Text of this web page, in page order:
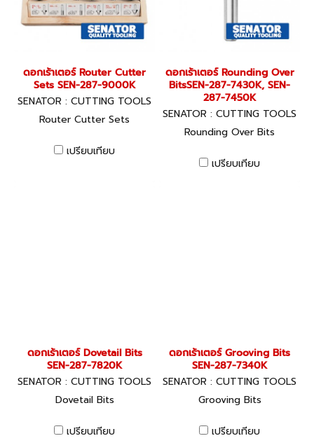
ดอกเร้าเตอร์ Router Cutter
Sets SEN-287-9000K
SENATOR : CUTTING TOOLS
Router Cutter Sets
เปรียบเทียบ
ดอกเร้าเตอร์ Rounding Over
BitsSEN-287-7430K, SEN-
287-7450K
SENATOR : CUTTING TOOLS
Rounding Over Bits
เปรียบเทียบ
ดอกเร้าเตอร์ Dovetail Bits
SEN-287-7820K
SENATOR : CUTTING TOOLS
Dovetail Bits
เปรียบเทียบ
ดอกเร้าเตอร์ Grooving Bits
SEN-287-7340K
SENATOR : CUTTING TOOLS
Grooving Bits
เปรียบเทียบ